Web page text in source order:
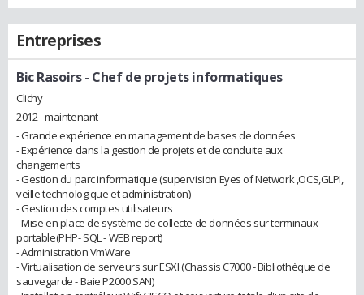
Entreprises
Bic Rasoirs- Chef de projets informatiques
Clichy
2012 - maintenant
- Grande expérience en management de bases de données
- Expérience dans la gestion de projets et de conduite aux
changements
- Gestion du parc informatique (supervision Eyes of Network ,OCS,GLPI,
veille technologique et administration)
- Gestion des comptes utilisateurs
- Mise en place de système de collecte de données sur terminaux
portable(PHP- SQL - WEB report)
- Administration VmWare
- Virtualisation de serveurs sur ESXI (Chassis C7000 - Bibliothèque de
sauvegarde - Baie P2000 SAN)